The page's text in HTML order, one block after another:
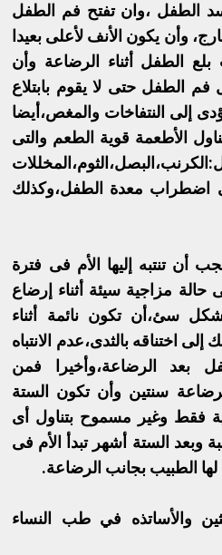
الطفل ،وان تفتح فم الطفل
وأن يكون الأنف لأعلى بعيدا
الطفل أثناء الرضاعة وأن
فم الطفل حتى لا يقوم بابتلاع
إلى النتفاخات والمغص،أيضا
الأطعمة قوية الطعم والتى
اضطراب معدة الطفل،وكذلك
أن تنتبه إليها الأم فى فترة
مزاجية سيئة أثناء إرضاع
سئ،أن تكون نائمة أثناء
اختناقه بالثدى،عدم الانتباه
بعد الرضاعة،وأخيرا فمن
سنتين وأن تكون الستة
فقط وغير مسموح بتناول أى
الستة أشهر تبدأ الأم فى
لها الطبيب بجانب الرضاعة.
والأساتذه في طب النساء